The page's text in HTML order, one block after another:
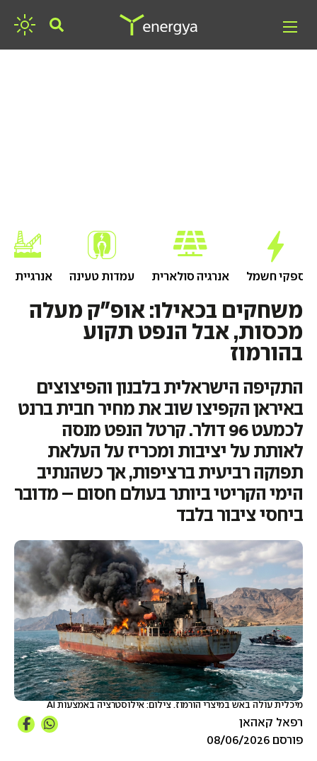
ספקי חשמל אנרגיה סולארית עמדות טעינה אנרגיית גז
משחקים בכאילו: אופ"ק מעלה
מכסות, אבל הנפט תקוע
בהורמוז
התקיפה הישראלית בלבנון והפיצוצים
באיראן הקפיצו שוב את מחיר חבית ברנט
לכמעט 96 דולר. קרטל הנפט מנסה
לאותת על יציבות ומכריז על העלאת
תפוקה רביעית ברציפות, אך כשהנתיב
הימי הקריטי ביותר בעולם חסום – מדובר
ביחסי ציבור בלבד
מיכלית עולה באש במיצרי הורמוז. צילום: אילוסטרציה באמצעות AI
רפאל קאהאן
פורסם 08/06/2026